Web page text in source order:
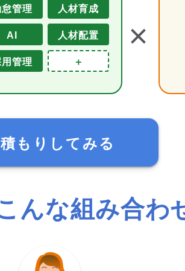
管理
人材育成
AI
人材配置
管理 ＋ ＋
もりしてみる
んな組み合わ